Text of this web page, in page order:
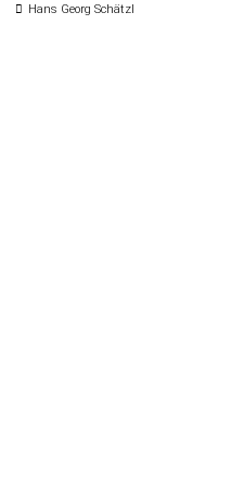
Hans Georg Schätzl